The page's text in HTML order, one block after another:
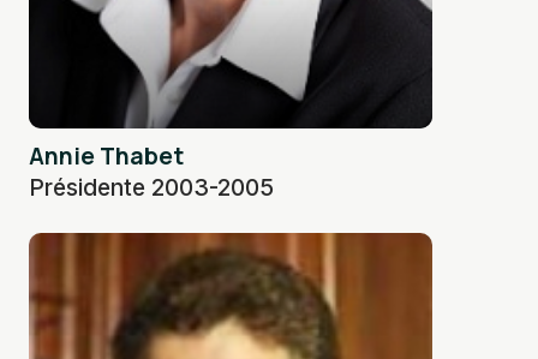
Annie Thabet
Présidente 2003-2005